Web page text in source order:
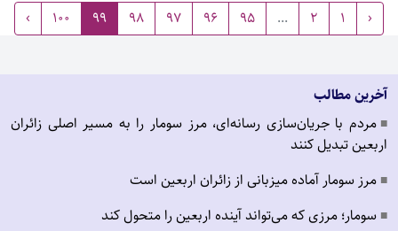
‹
1
2
...
95
96
97
98
99
100
›
آخرین مطالب
■ مردم با جریان‌سازی رسانه‌ای، مرز سومار را به مسیر اصلی زائران
اربعین تبدیل کنند
■ مرز سومار آماده میزبانی از زائران اربعین است
■ سومار؛ مرزی که می‌تواند آینده اربعین را متحول کند